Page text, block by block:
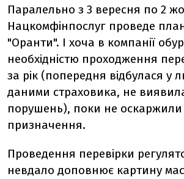
Паралельно з 3 вересня по 2
Нацкомфінпослуг проведе
"Оранти". І хоча в компанії
необхідністю проходження
за рік (попередня відбулася у
даними страховика, не
порушень), поки не оскаржили
призначення.
Проведення перевірки
невдало доповнює картину